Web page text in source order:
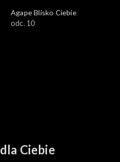
Agape Blisko Ciebie
odc. 10
Ciebie